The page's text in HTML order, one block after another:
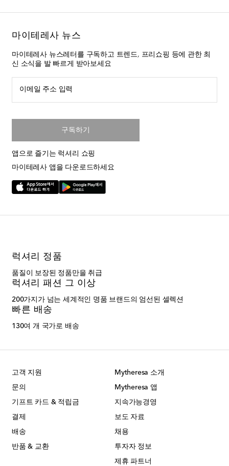
마이테레사 뉴스
마이테레사 뉴스레터를 구독하고 트렌드, 프리쇼핑 등에 관한 최
신 소식을 발 빠르게 받아보세요
이메일 주소 입력
구독하기
앱으로 즐기는 럭셔리 쇼핑
마이테레사 앱을 다운로드하세요
럭셔리 정품
품질이 보장된 정품만을 취급
럭셔리 패션 그 이상
200가지가 넘는 세계적인 명품 브랜드의 엄선된 셀렉션
빠른 배송
130여 개 국가로 배송
고객 지원
문의
기프트 카드 & 적립금
결제
배송
반품 & 교환
Mytheresa 소개
Mytheresa 앱
지속가능경영
보도 자료
채용
투자자 정보
제휴 파트너